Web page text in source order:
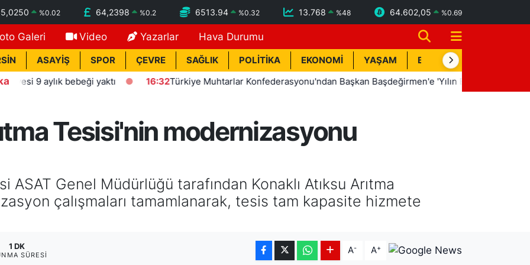
%0.02 64,2398 %0.2 6513.94 %0.32 13.768 %48 64.602,05 %0.69
Galeri Video Yazarlar Hava Durumu
ASAYİŞ SPOR ÇEVRE SAĞLIK POLİTİKA EKONOMİ YAŞAM BİK İLAN
aylık bebeği yaktı 16:32 Türkiye Muhtarlar Konfederasyonu'ndan Başkan Başdeğirmen'e 'Yılın En Başarılı Belediye
Tesisi'nin modernizasyonu
Genel Müdürlüğü tarafından Konaklı Atıksu Arıtma
çalışmaları tamamlanarak, tesis tam kapasite hizmete
1 DK
SÜRESI A- A+